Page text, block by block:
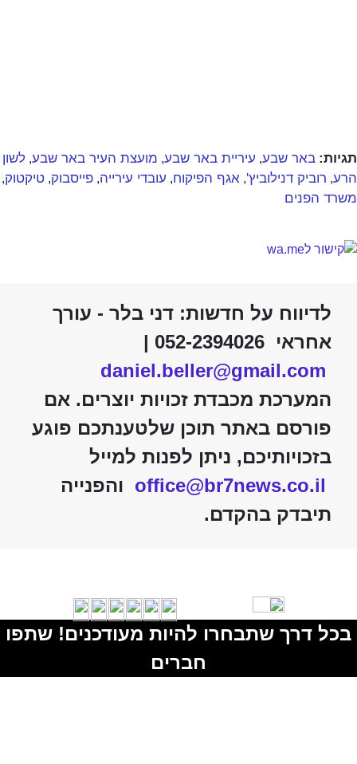
תגיות: באר שבע, עיריית באר שבע, מועצת העיר באר שבע, לשון
הרע, רוביק דנילוביץ', אגף הפיקוח, עובדי עירייה, פייסבוק, טיקטוק,
משרד הפנים
לדיווח על חדשות: דני בלר - עורך
אחראי 052-2394026 |
daniel.beller@gmail.com
המערכת מכבדת זכויות יוצרים. אם
פורסם באתר תוכן שלטענתכם פוגע
בזכויותיכם, ניתן לפנות למייל
office@br7news.co.il והפנייה
תיבדק בהקדם.
בכל דרך שתבחרו להיות מעודכנים! שתפו
חברים